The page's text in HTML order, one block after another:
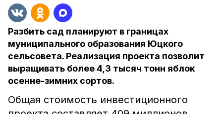
Разбить сад планируют в границах
муниципального образования Юцкого
сельсовета. Реализация проекта позволит
выращивать более 4,3 тысяч тонн яблок
осенне-зимних сортов.
Общая стоимость инвестиционного